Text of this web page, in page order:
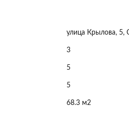
для отдыха, магазины, рынки и
преимущества:
сделку
сопровождение до получения права
стать владельцем этой уникальной
улица Крылова, 5,
3
5
5
68.3 м2